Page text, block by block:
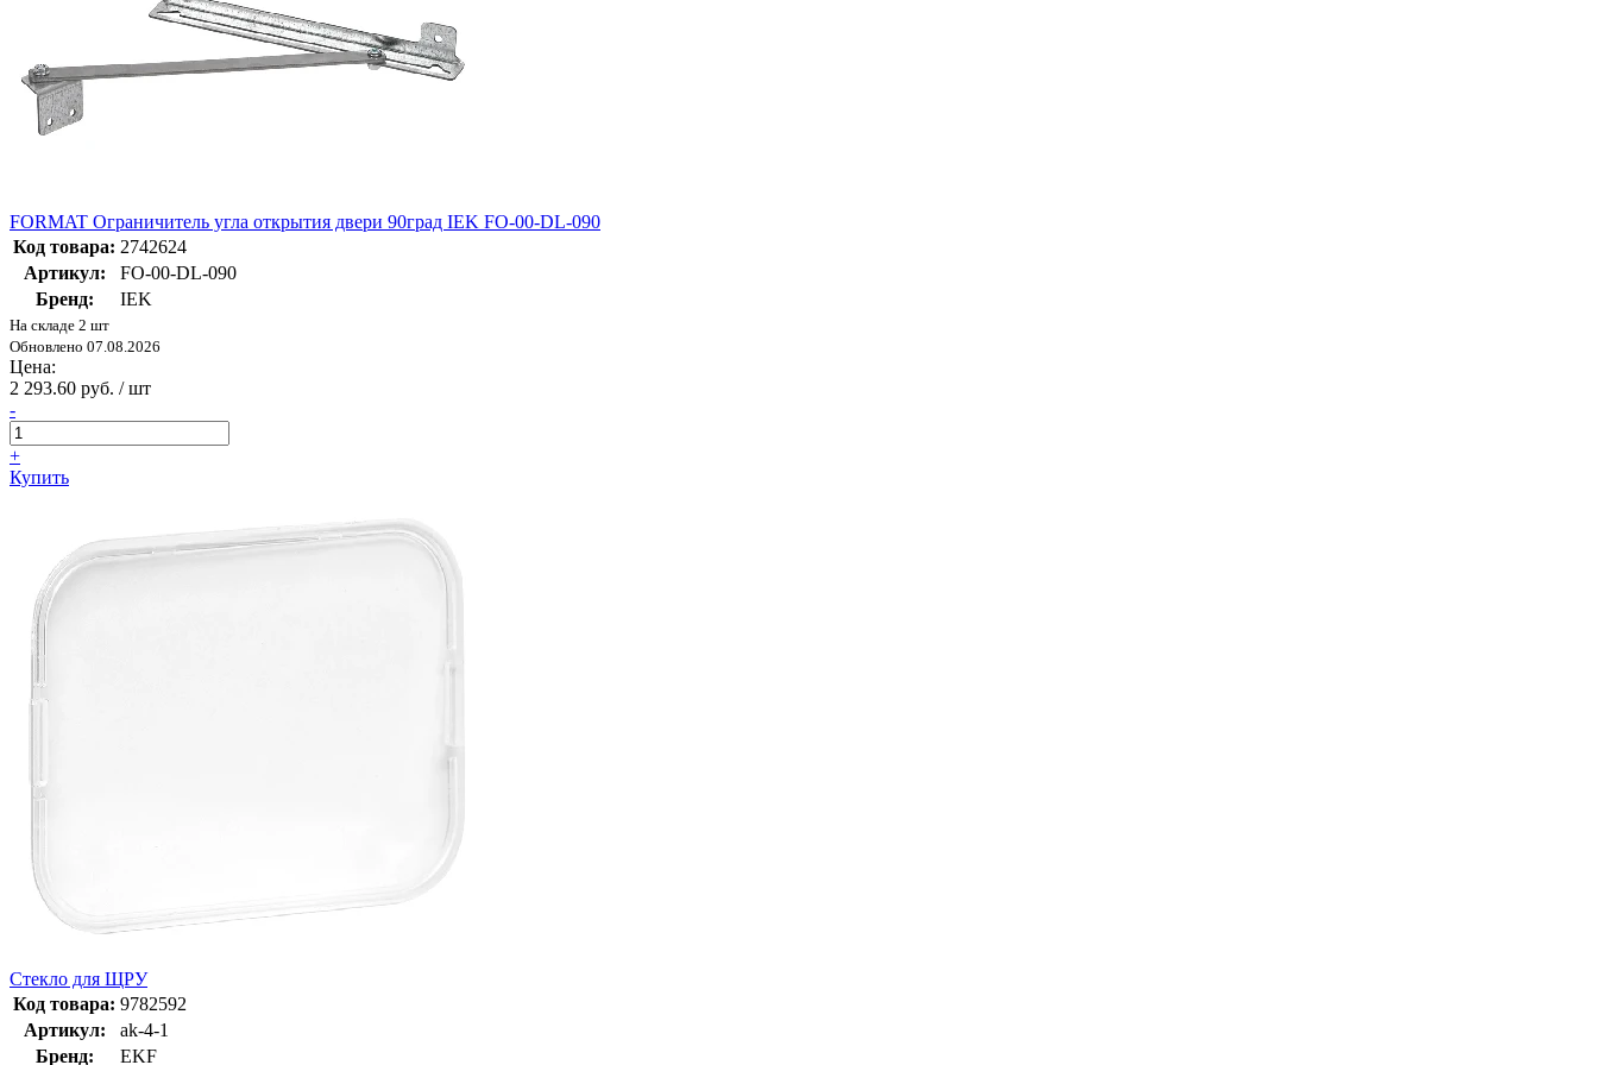
FORMAT Ограничитель угла открытия двери 90град IEK FO-00-DL-090
Код товара: 2742624
Артикул:
FO-00-DL-090
Бренд:
IEK
На складе 2 шт
Обновлено 07.08.2026
Цена:
2 293.60 руб. / шт
-
+
Купить
Стекло для ЩРУ
Код товара: 9782592
Артикул:
ak-4-1
Бренд:
EKF